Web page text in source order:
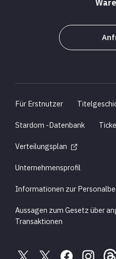
Für Erstnutzer
Stardom -Datenbank
Verteilungsplan
Unternehmensprofil
Informationen zur
Aussagen zum Gesetz über
Transaktionen